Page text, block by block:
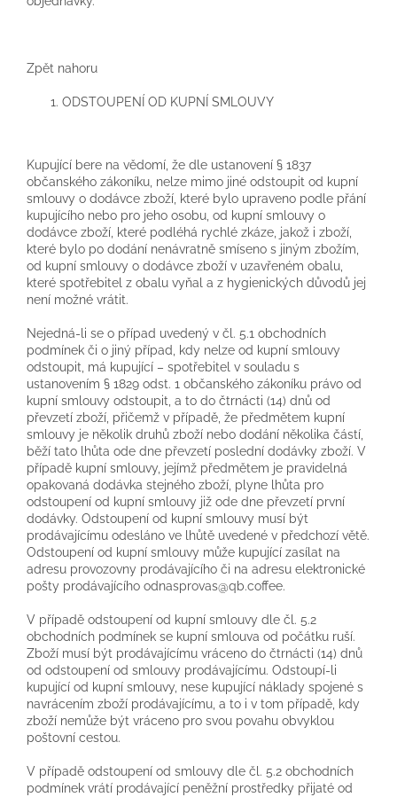
Zpět nahoru
ODSTOUPENÍ OD KUPNÍ SMLOUVY
Kupující bere na vědomí, že dle ustanovení § 1837
občanského zákoníku, nelze mimo jiné odstoupit od kupní
smlouvy o dodávce zboží, které bylo upraveno podle přání
kupujícího nebo pro jeho osobu, od kupní smlouvy o
dodávce zboží, které podléhá rychlé zkáze, jakož i zboží,
které bylo po dodání nenávratně smíseno s jiným zbožím,
od kupní smlouvy o dodávce zboží v uzavřeném obalu,
které spotřebitel z obalu vyňal a z hygienických důvodů jej
není možné vrátit.
Nejedná-li se o případ uvedený v čl. 5.1 obchodních
podmínek či o jiný případ, kdy nelze od kupní smlouvy
odstoupit, má kupující – spotřebitel v souladu s
ustanovením § 1829 odst. 1 občanského zákoníku právo od
kupní smlouvy odstoupit, a to do čtrnácti (14) dnů od
převzetí zboží, přičemž v případě, že předmětem kupní
smlouvy je několik druhů zboží nebo dodání několika částí,
běží tato lhůta ode dne převzetí poslední dodávky zboží. V
případě kupní smlouvy, jejímž předmětem je pravidelná
opakovaná dodávka stejného zboží, plyne lhůta pro
odstoupení od kupní smlouvy již ode dne převzetí první
dodávky. Odstoupení od kupní smlouvy musí být
prodávajícímu odesláno ve lhůtě uvedené v předchozí větě.
Odstoupení od kupní smlouvy může kupující zasílat na
adresu provozovny prodávajícího či na adresu elektronické
pošty prodávajícího odnasprovas@qb.coffee.
V případě odstoupení od kupní smlouvy dle čl. 5.2
obchodních podmínek se kupní smlouva od počátku ruší.
Zboží musí být prodávajícímu vráceno do čtrnácti (14) dnů
od odstoupení od smlouvy prodávajícímu. Odstoupí-li
kupující od kupní smlouvy, nese kupující náklady spojené s
navrácením zboží prodávajícímu, a to i v tom případě, kdy
zboží nemůže být vráceno pro svou povahu obvyklou
poštovní cestou.
V případě odstoupení od smlouvy dle čl. 5.2 obchodních
podmínek vrátí prodávající peněžní prostředky přijaté od